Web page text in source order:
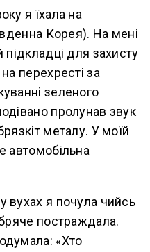
я їхала на
Корея). На мені
підкладці для захисту
перехресті за
зеленого
пролунав звук
металу. У моїй
автомобільна
вухах я почула чийсь
постраждала.
«Хто